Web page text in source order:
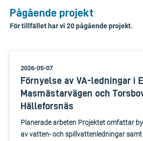
Pågående projekt
För tillfället har vi 20 pågående projekt.
2026-05-07
Förnyelse av VA-ledningar i
Masmästarvägen och
Hälleforsnäs
Planerade arbeten Projektet omfattar
av vatten- och spillvattenledningar